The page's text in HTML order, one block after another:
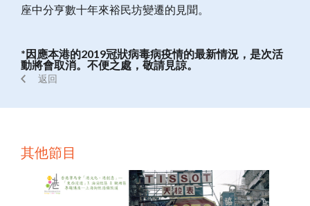
座中分亨數十年來裕民坊變遷的見聞。
*因應本港的2019冠狀病毒病疫情的最新情況， 是次活
動將會取消。不便之處，敬請見諒。
返回
其他節目